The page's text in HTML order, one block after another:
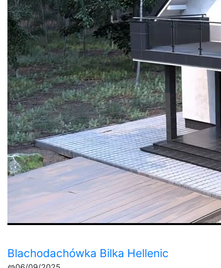
Blachodachówka Bilka Hellenic